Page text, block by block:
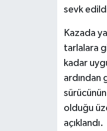
sevk
Kazada
tarlalara
kadar
ardından
olduğu
açıklandı.